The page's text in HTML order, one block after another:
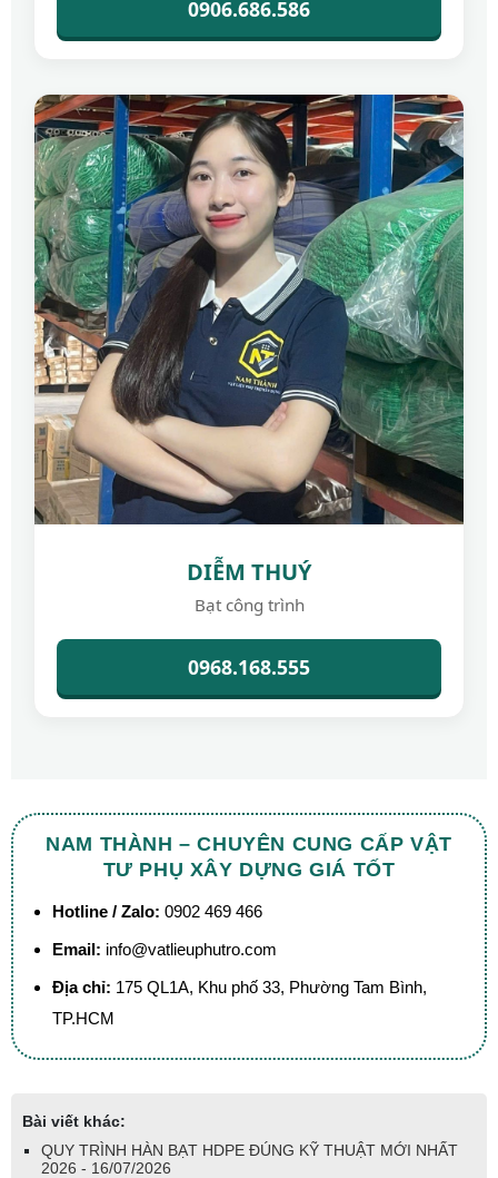
0906.686.586
DIỄM THUÝ
Bạt công trình
0968.168.555
NAM THÀNH – CHUYÊN CUNG CẤP VẬT
TƯ PHỤ XÂY DỰNG GIÁ TỐT
Hotline / Zalo: 0902 469 466
Email: info@vatlieuphutro.com
Địa chỉ: 175 QL1A, Khu phố 33, Phường Tam Bình,
TP.HCM
Bài viết khác:
QUY TRÌNH HÀN BẠT HDPE ĐÚNG KỸ THUẬT MỚI NHẤT
2026 - 16/07/2026